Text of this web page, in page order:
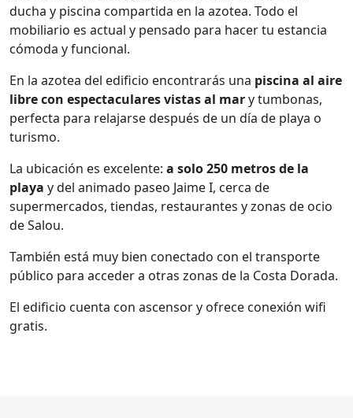
ducha y piscina compartida en la azotea. Todo el
mobiliario es actual y pensado para hacer tu estancia
cómoda y funcional.
En la azotea del edificio encontrarás una piscina al aire
libre con espectaculares vistas al mary tumbonas,
perfecta para relajarse después de un día de playa o
turismo.
La ubicación es excelente: a solo 250 metros de la
playa y del animado paseo Jaime I, cerca de
supermercados, tiendas, restaurantes y zonas de ocio
de Salou.
También está muy bien conectado con el transporte
público para acceder a otras zonas de la Costa Dorada.
El edificio cuenta con ascensor y ofrece conexión wifi
gratis.